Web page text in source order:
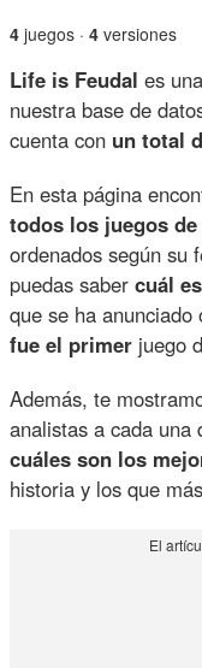
4 juegos ·4 versiones
Life is Feudal es
nuestra base de
cuenta con un total
En esta página
todos los juegos
ordenados según su
puedas sabercuál
que se ha
fue el primer juego
Además, te
analistas a cada una
cuáles son los
historia y los que